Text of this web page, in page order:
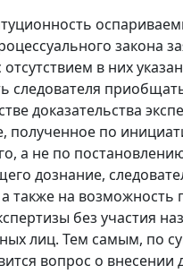
закона
отсутствием в них
следователя
доказательства
полученное по
а не по
дознание,
также на возможность
без участия
лиц. Тем самым, по
вопрос о внесении